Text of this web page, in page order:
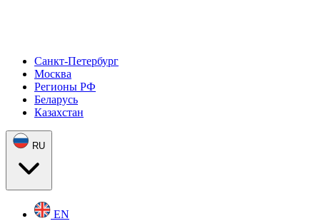
Санкт-Петербург
Москва
Регионы РФ
Беларусь
Казахстан
RU
EN